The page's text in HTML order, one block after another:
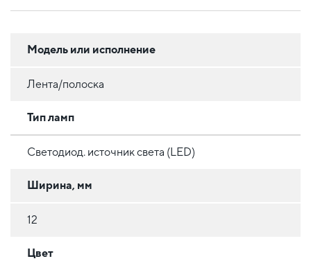
Модель или исполнение
Лента/полоска
Тип ламп
Светодиод. источник света (LED)
Ширина, мм
12
Цвет